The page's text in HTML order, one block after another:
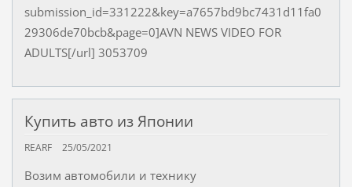
submission_id=331222&key=a7657bd9bc7431d11fa0
29306de70bcb&page=0]AVN NEWS VIDEO FOR
ADULTS[/url] 3053709
Купить авто из Японии
REARF 25/05/2021
Возим автомобили и технику